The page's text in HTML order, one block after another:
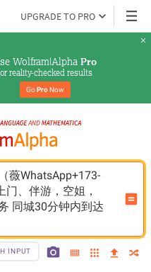
UPGRADE TO PRO
Wolfram|Alpha Pro
reality-checked results
Go Pro Now
薇WhatsApp+173-
、伴游，空姐，
同城30分钟内到达
INPUT